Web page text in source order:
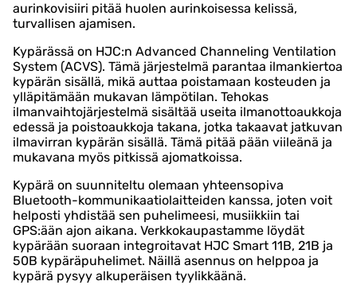
aurinkovisiiri pitää huolen aurinkoisessa kelissä,
turvallisen ajamisen.
Kypärässä on HJC:n Advanced Channeling Ventilation
System (ACVS). Tämä järjestelmä parantaa ilmankiertoa
kypärän sisällä, mikä auttaa poistamaan kosteuden ja
ylläpitämään mukavan lämpötilan. Tehokas
ilmanvaihtojärjestelmä sisältää useita ilmanottoaukkoja
edessä ja poistoaukkoja takana, jotka takaavat jatkuvan
ilmavirran kypärän sisällä. Tämä pitää pään viileänä ja
mukavana myös pitkissä ajomatkoissa.
Kypärä on suunniteltu olemaan yhteensopiva
Bluetooth-kommunikaatiolaitteiden kanssa, joten voit
helposti yhdistää sen puhelimeesi, musiikkiin tai
GPS:ään ajon aikana. Verkkokaupastamme löydät
kypärään suoraan integroitavat HJC Smart 11B, 21B ja
50B kypäräpuhelimet. Näillä asennus on helppoa ja
kypärä pysyy alkuperäisen tyylikkäänä.